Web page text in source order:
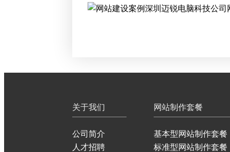
关于我们
公司简介
人才招聘
网站制作套餐
基本型网站制作套餐
标准型网站制作套餐